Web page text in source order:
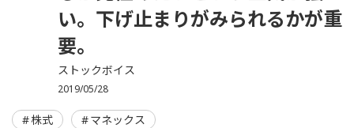
い。下げ止まりがみられるかが重
要。
ストックボイス
2019/05/28
株式 マネックス